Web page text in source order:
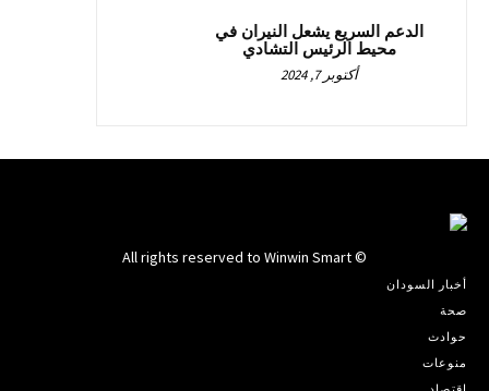
الدعم السريع يشعل النيران في
محيط الرئيس التشادي
أكتوبر 7, 2024
© All rights reserved to Winwin Smart
أخبار السودان
صحة
حوادث
منوعات